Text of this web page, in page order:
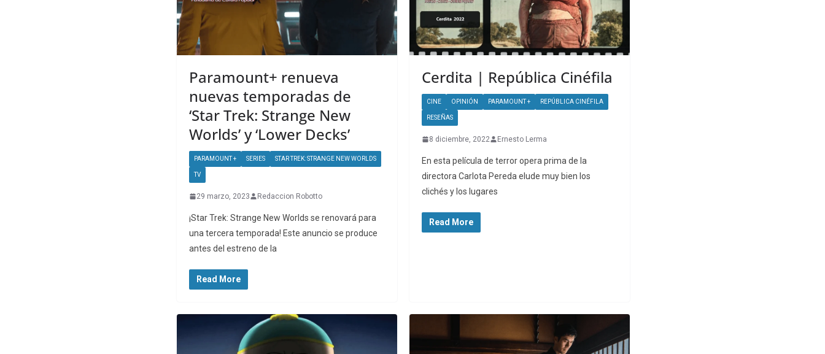
Paramount+ renueva
nuevas temporadas de
‘Star Trek: Strange New
Worlds’ y ‘Lower Decks’
PARAMOUNT + SERIES STAR TREK: STRANGE NEW WORLDS
TV
29 marzo, 2023 Redaccion Robotto
¡Star Trek: Strange New Worlds se renovará para
una tercera temporada! Este anuncio se produce
antes del estreno de la
Read More
Cerdita | República Cinéfila
CINE OPINIÓN PARAMOUNT + REPÚBLICA CINÉFILA
RESEÑAS
8 diciembre, 2022 Ernesto Lerma
En esta película de terror opera prima de la
directora Carlota Pereda elude muy bien los
clichés y los lugares
Read More